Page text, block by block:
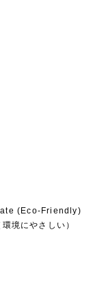
(Eco-Friendly)
境にやさしい）